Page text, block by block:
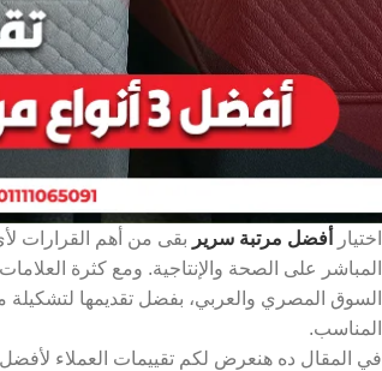
اختيار أفضل مرتبة سرير
المباشر على الصحة والإنتاجية. ومع كثرة
السوق المصري والعربي، بفضل تقديمها لتشكيلة
المناسب.
في المقال ده هنعرض لكم تقييمات العملاء لأفضل 3 أنواع مراتب من Aldora لعام 2025، وهم: